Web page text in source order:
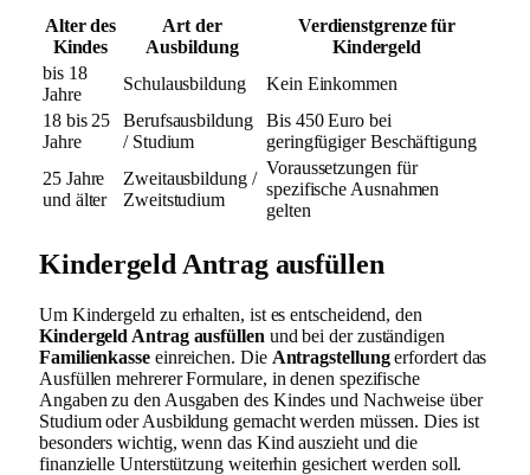
Alter des
Kindes
Art der
Ausbildung
Verdienstgrenze für
Kindergeld
bis 18
Jahre
Schulausbildung
Kein Einkommen
18 bis 25
Jahre
Berufsausbildung
/ Studium
Bis 450 Euro bei
geringfügiger Beschäftigung
25 Jahre
und älter
Zweitausbildung /
Zweitstudium
Voraussetzungen für
spezifische Ausnahmen
gelten
Kindergeld Antrag ausfüllen
Um Kindergeld zu erhalten, ist es entscheidend, den
Kindergeld Antrag ausfüllen und bei der zuständigen
Familienkasseeinreichen. Die Antragstellungerfordert das
Ausfüllen mehrerer Formulare, in denen spezifische
Angaben zu den Ausgaben des Kindes und Nachweise über
Studium oder Ausbildung gemacht werden müssen. Dies ist
besonders wichtig, wenn das Kind auszieht und die
finanzielle Unterstützung weiterhin gesichert werden soll.